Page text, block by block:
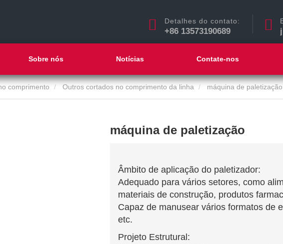
Detalhes do contato:
+86 13573190689
Sobre nós Notícias Contate-nos
comprimento Outros cortados no comprimento da linha máquina de paletização
máquina de paletização
Âmbito de aplicação do paletizador:
Adequado para vários setores, como
materiais de construção, produtos
Capaz de manusear vários formatos de
etc.
Projeto Estrutural: